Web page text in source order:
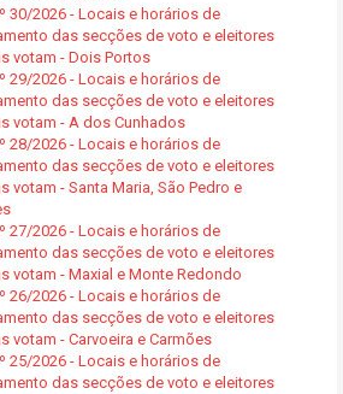
30/2026 - Locais e horários de
das secções de voto e eleitores
votam - Dois Portos
29/2026 - Locais e horários de
das secções de voto e eleitores
votam - A dos Cunhados
28/2026 - Locais e horários de
das secções de voto e eleitores
votam - Santa Maria, São Pedro e
27/2026 - Locais e horários de
das secções de voto e eleitores
votam - Maxial e Monte Redondo
26/2026 - Locais e horários de
das secções de voto e eleitores
votam - Carvoeira e Carmões
25/2026 - Locais e horários de
das secções de voto e eleitores